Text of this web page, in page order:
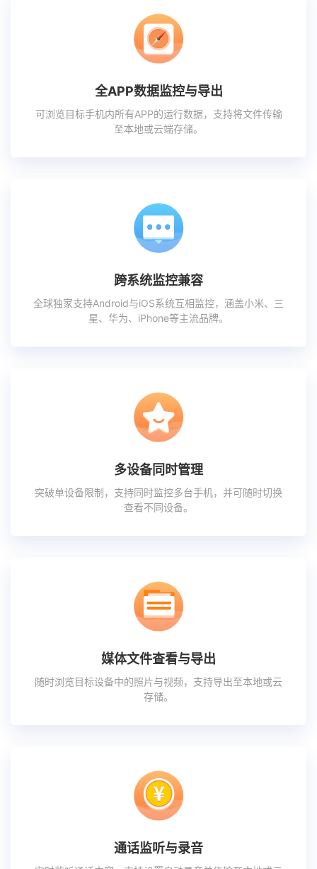
全APP数据监控与导出
可浏览目标手机内所有APP的运行数据，支持将文件传输
至本地或云端存储。
跨系统监控兼容
全球独家支持Android与iOS系统互相监控，涵盖小米、三
星、华为、iPhone等主流品牌。
多设备同时管理
突破单设备限制，支持同时监控多台手机，并可随时切换
查看不同设备。
媒体文件查看与导出
随时浏览目标设备中的照片与视频，支持导出至本地或云
存储。
通话监听与录音